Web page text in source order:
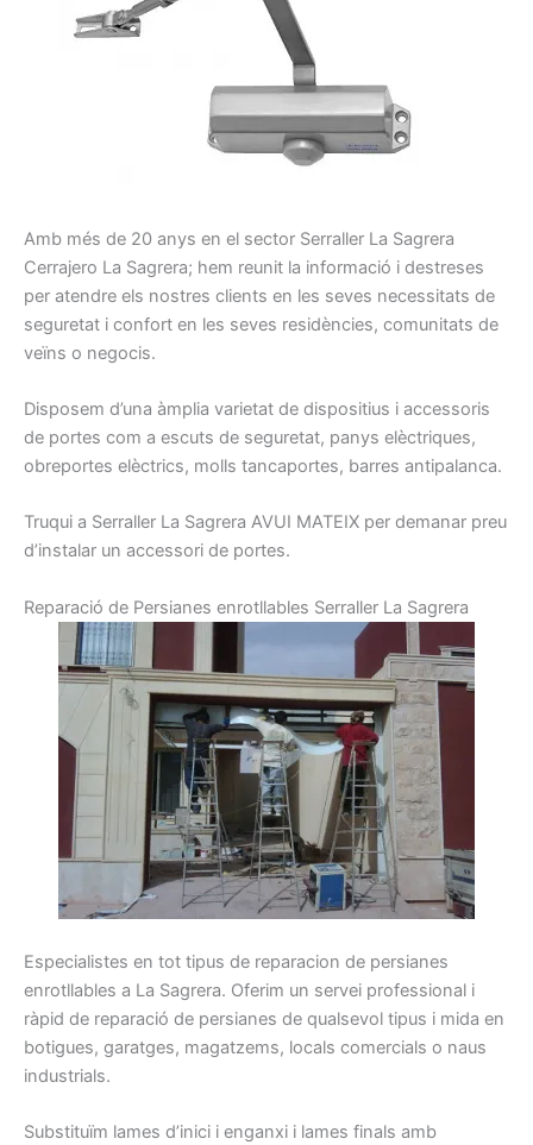
Amb més de 20 anys en el sector Serraller La Sagrera
Cerrajero La Sagrera; hem reunit la informació i destreses
per atendre els nostres clients en les seves necessitats de
seguretat i confort en les seves residències, comunitats de
veïns o negocis.
Disposem d’una àmplia varietat de dispositius i accessoris
de portes com a escuts de seguretat, panys elèctriques,
obreportes elèctrics, molls tancaportes, barres antipalanca.
Truqui a Serraller La Sagrera AVUI MATEIX per demanar preu
d’instalar un accessori de portes.
Reparació de Persianes enrotllables Serraller La Sagrera
Especialistes en tot tipus de reparacion de persianes
enrotllables a La Sagrera. Oferim un servei professional i
ràpid de reparació de persianes de qualsevol tipus i mida en
botigues, garatges, magatzems, locals comercials o naus
industrials.
Substituïm lames d’inici i enganxi i lames finals amb